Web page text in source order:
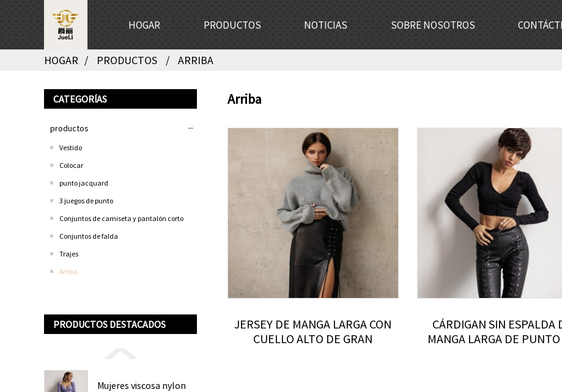
HOGAR PRODUCTOS NOTICIAS SOBRE NOSOTROS
HOGAR PRODUCTOS ARRIBA
CATEGORÍAS
productos
Vestido
Colocar
punto jacquard
3 juegos de punto
Conjuntos de camiseta y pantalón corto
Conjuntos de falda
Trajes
Arriba
PRODUCTOS DESTACADOS
Mujeres viscosa nylon
Arriba
JERSEY DE MANGA LARGA CON
CUELLO ALTO DE GRAN
CÁRDIGAN SIN ESPALDA
MANGA LARGA DE